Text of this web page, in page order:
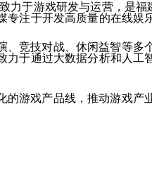
力于游戏研发与运营，是
注于开发高质量的在线娱
竞技对战、休闲益智等
于通过大数据分析和人
游戏产品线，推动游戏